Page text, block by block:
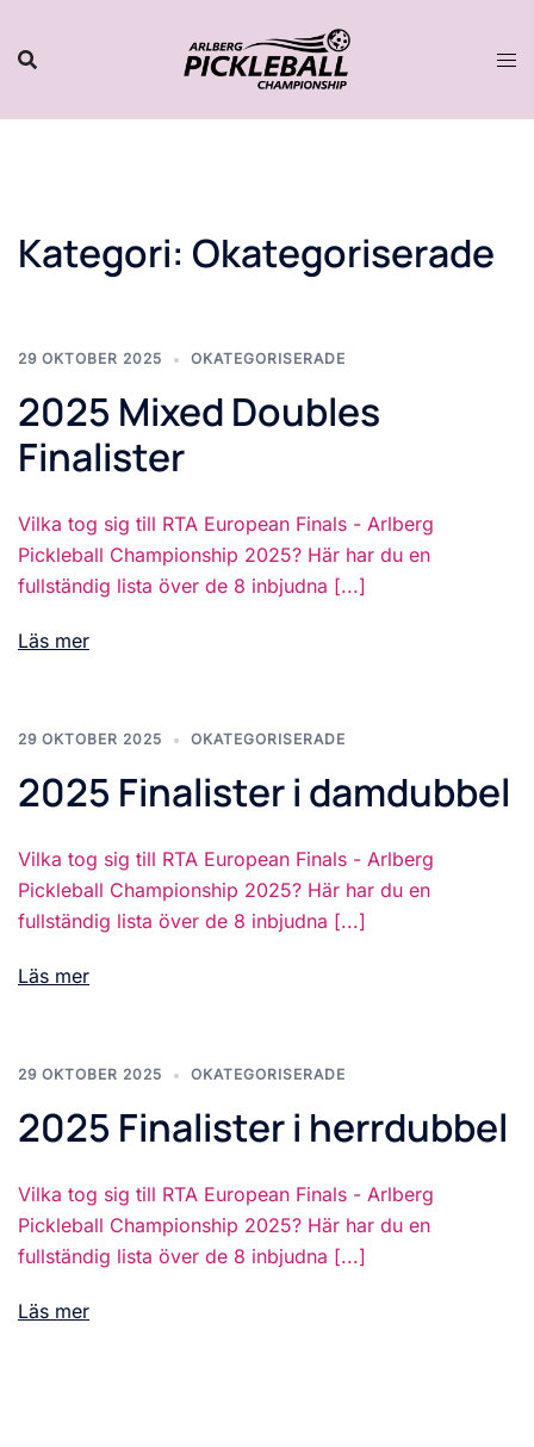
innehåll
Kategori: Okategoriserade
29 OKTOBER 2025 OKATEGORISERADE
2025 Mixed Doubles
Finalister
Vilka tog sig till RTA European Finals - Arlberg
Pickleball Championship 2025? Här har du en
fullständig lista över de 8 inbjudna [...]
Läs mer
29 OKTOBER 2025 OKATEGORISERADE
2025 Finalister i damdubbel
Vilka tog sig till RTA European Finals - Arlberg
Pickleball Championship 2025? Här har du en
fullständig lista över de 8 inbjudna [...]
Läs mer
29 OKTOBER 2025 OKATEGORISERADE
2025 Finalister i herrdubbel
Vilka tog sig till RTA European Finals - Arlberg
Pickleball Championship 2025? Här har du en
fullständig lista över de 8 inbjudna [...]
Läs mer